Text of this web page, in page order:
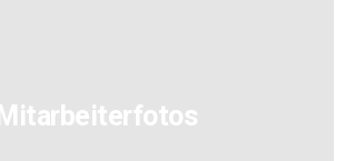
Mit­ar­bei­ter­fo­tos